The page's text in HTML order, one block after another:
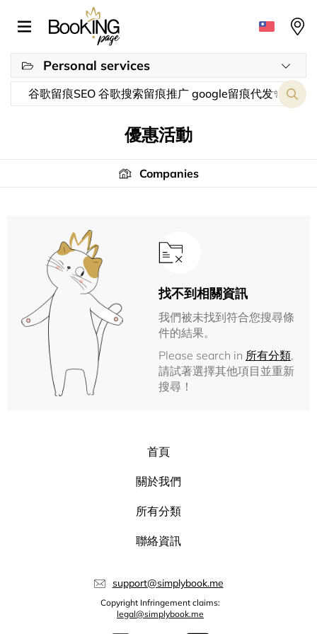
Personal services
優惠活動
Companies
找不到相關資訊
我們被未找到符合您搜尋條
件的結果。
Please search in 所有分類,
請試著選擇其他項目並重新
搜尋！
首頁
關於我們
所有分類
聯絡資訊
support@simplybook.me
Copyright Infringement claims:
legal@simplybook.me